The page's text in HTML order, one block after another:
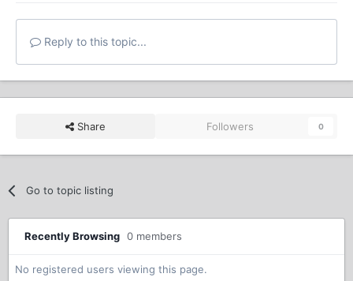
Reply to this topic...
Share Followers 0
Go to topic listing
Recently Browsing 0 members
No registered users viewing this page.